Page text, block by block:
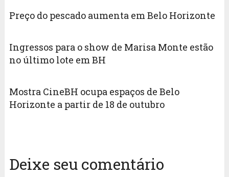
Preço do pescado aumenta em Belo Horizonte
Ingressos para o show de Marisa Monte estão
no último lote em BH
Mostra CineBH ocupa espaços de Belo
Horizonte a partir de 18 de outubro
Deixe seu comentário